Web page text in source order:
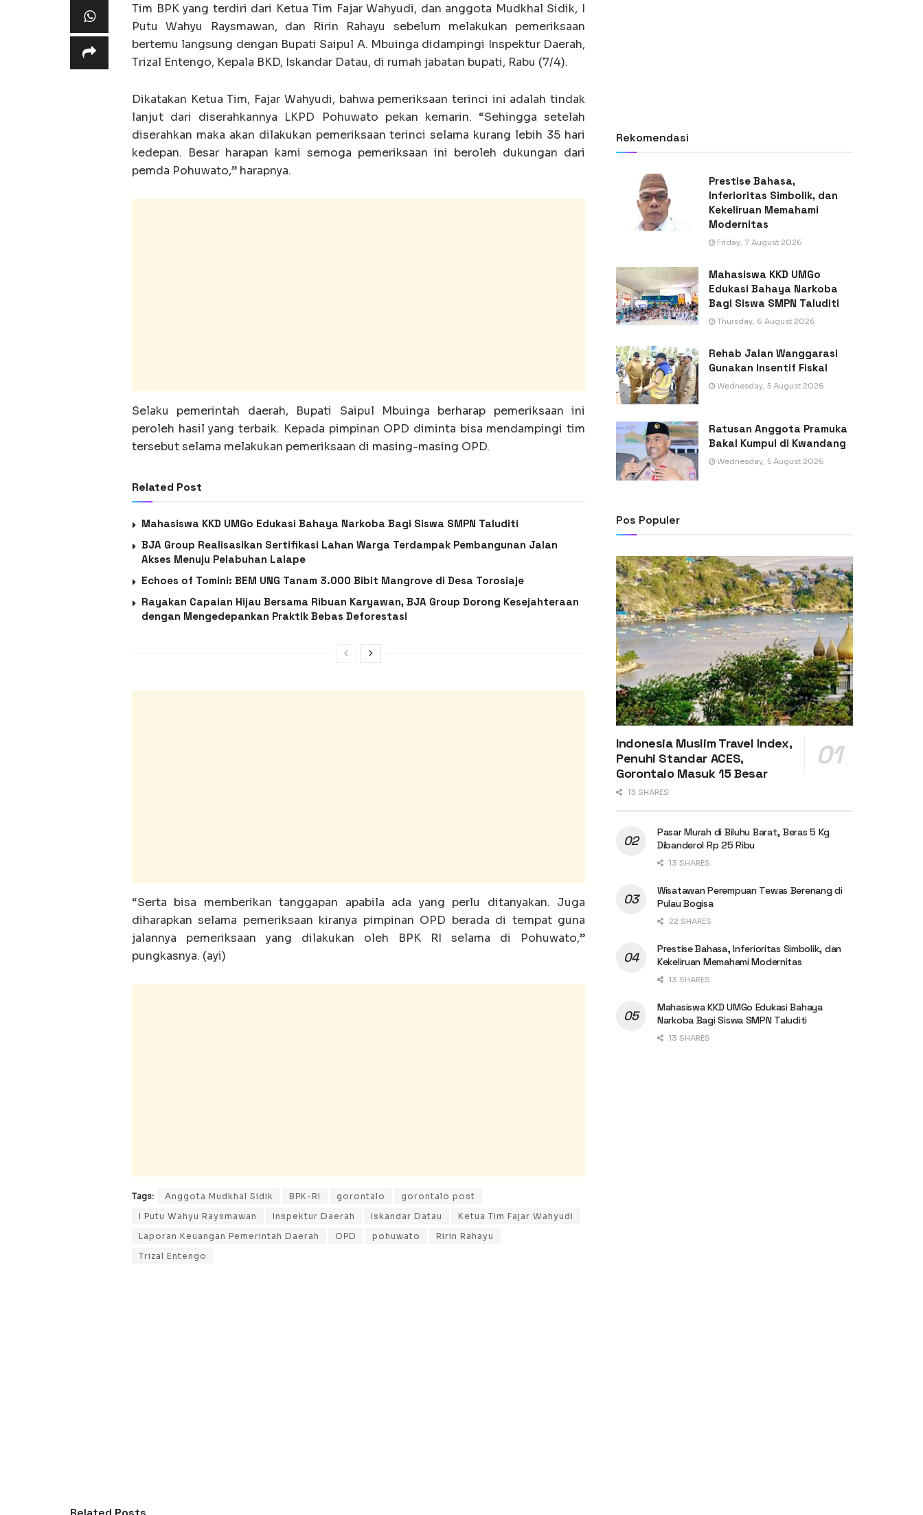
Tim BPK yang terdiri dari Ketua Tim Fajar Wahyudi, dan anggota Mudkhal Sidik, I
Putu Wahyu Raysmawan, dan Ririn Rahayu sebelum melakukan pemeriksaan
bertemu langsung dengan Bupati Saipul A. Mbuinga didampingi Inspektur Daerah,
Trizal Entengo, Kepala BKD, Iskandar Datau, di rumah jabatan bupati, Rabu (7/4).
Dikatakan Ketua Tim, Fajar Wahyudi, bahwa pemeriksaan terinci ini adalah tindak
lanjut dari diserahkannya LKPD Pohuwato pekan kemarin. “Sehingga setelah
diserahkan maka akan dilakukan pemeriksaan terinci selama kurang lebih 35 hari
kedepan. Besar harapan kami semoga pemeriksaan ini beroleh dukungan dari
pemda Pohuwato,” harapnya.
Selaku pemerintah daerah, Bupati Saipul Mbuinga berharap pemeriksaan ini
peroleh hasil yang terbaik. Kepada pimpinan OPD diminta bisa mendampingi tim
tersebut selama melakukan pemeriksaan di masing-masing OPD.
Related Post
Mahasiswa KKD UMGo Edukasi Bahaya Narkoba Bagi Siswa SMPN Taluditi
BJA Group Realisasikan Sertifikasi Lahan Warga Terdampak Pembangunan Jalan
Akses Menuju Pelabuhan Lalape
Echoes of Tomini: BEM UNG Tanam 3.000 Bibit Mangrove di Desa Torosiaje
Rayakan Capaian Hijau Bersama Ribuan Karyawan, BJA Group Dorong Kesejahteraan
dengan Mengedepankan Praktik Bebas Deforestasi
“Serta bisa memberikan tanggapan apabila ada yang perlu ditanyakan. Juga
diharapkan selama pemeriksaan kiranya pimpinan OPD berada di tempat guna
jalannya pemeriksaan yang dilakukan oleh BPK RI selama di Pohuwato,”
pungkasnya. (ayi)
Tags: Anggota Mudkhal Sidik BPK-RI gorontalo
gorontalo post
I Putu Wahyu Raysmawan
Inspektur Daerah Iskandar Datau
Ketua Tim Fajar Wahyudi
Laporan Keuangan Pemerintah Daerah
OPD pohuwato
Ririn Rahayu
Trizal Entengo
Rekomendasi
Prestise Bahasa,
Inferioritas Simbolik, dan
Kekeliruan Memahami
Modernitas
Friday, 7 August 2026
Mahasiswa KKD UMGo
Edukasi Bahaya Narkoba
Bagi Siswa SMPN Taluditi
Thursday, 6 August 2026
Rehab Jalan Wanggarasi
Gunakan Insentif Fiskal
Wednesday, 5 August 2026
Ratusan Anggota Pramuka
Bakal Kumpul di Kwandang
Wednesday, 5 August 2026
Pos Populer
Indonesia Muslim Travel Index,
Penuhi Standar ACES,
Gorontalo Masuk 15 Besar
13 SHARES
Pasar Murah di Biluhu Barat, Beras 5 Kg
Dibanderol Rp 25 Ribu
13 SHARES
Wisatawan Perempuan Tewas Berenang di
Pulau Bogisa
22 SHARES
Prestise Bahasa, Inferioritas Simbolik, dan
Kekeliruan Memahami Modernitas
13 SHARES
Mahasiswa KKD UMGo Edukasi Bahaya
Narkoba Bagi Siswa SMPN Taluditi
13 SHARES